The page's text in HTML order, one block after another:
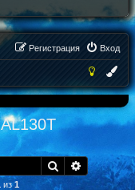
Вход
Регистрация
Поиск
из1